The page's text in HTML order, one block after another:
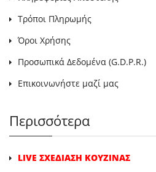
Τρόποι Πληρωμής
Όροι Χρήσης
Προσωπικά Δεδομένα (G.D.P.R.)
Επικοινωνήστε μαζί μας
Περισσότερα
LIVE ΣΧΕΔΙΑΣΗ ΚΟΥΖΙΝΑΣ